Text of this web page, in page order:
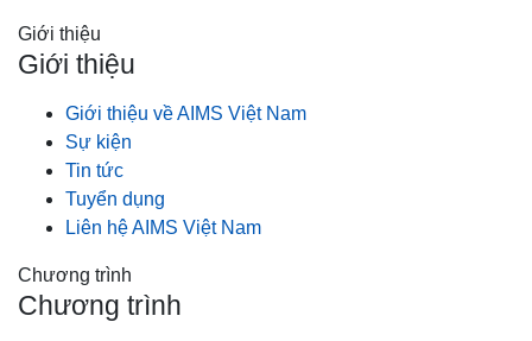
Giới thiệu
Giới thiệu
Giới thiệu về AIMS Việt Nam
Sự kiện
Tin tức
Tuyển dụng
Liên hệ AIMS Việt Nam
Chương trình
Chương trình